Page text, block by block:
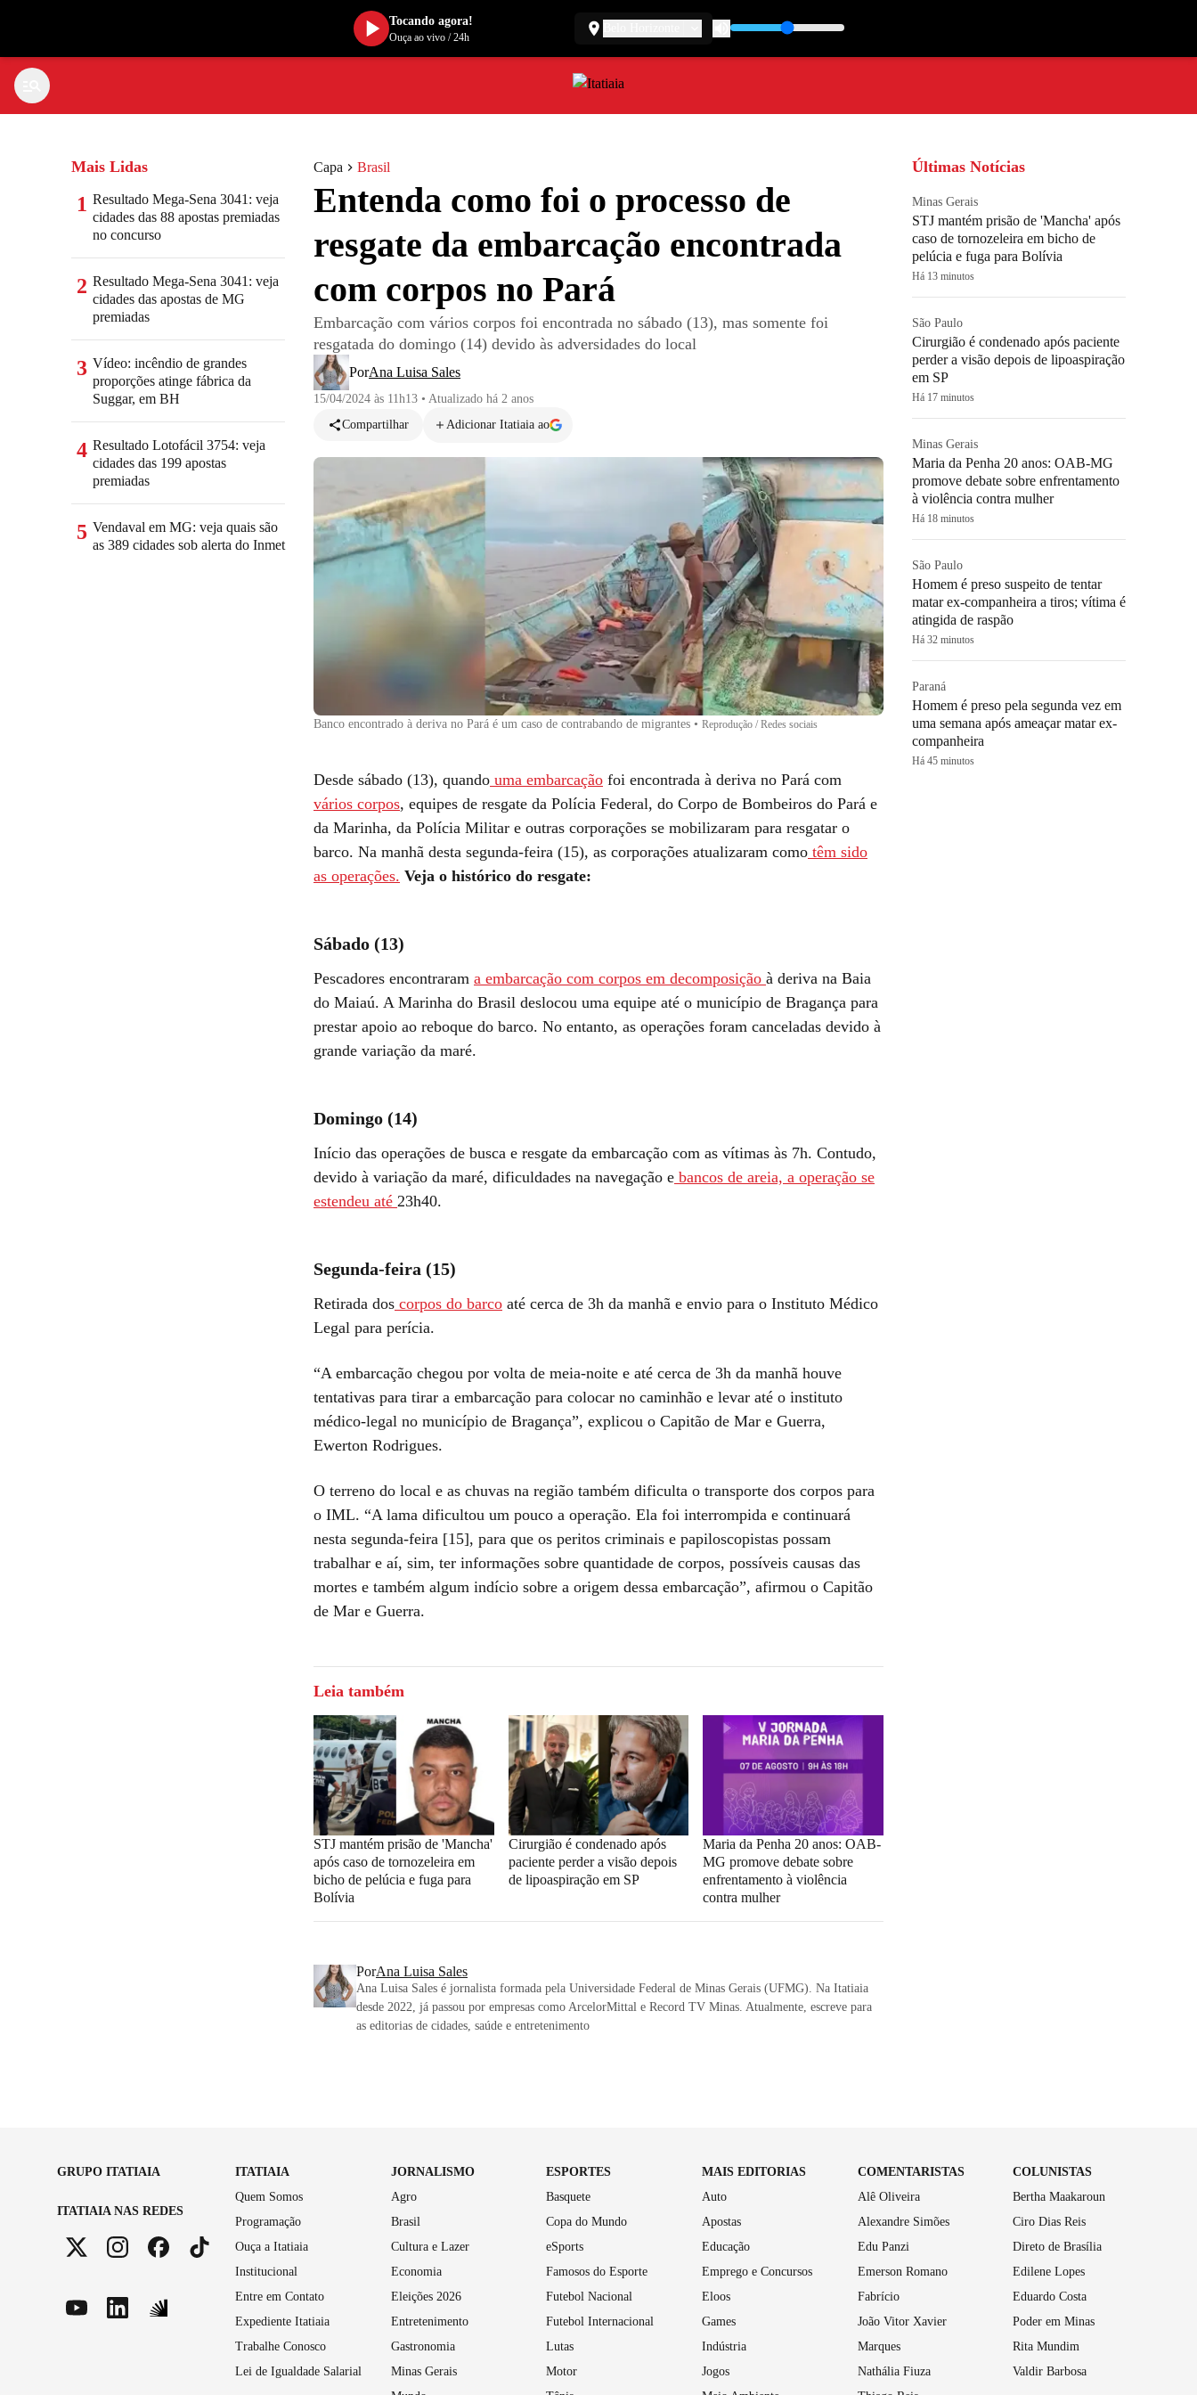
Capa Brasil
Entenda como foi o processo de
resgate da embarcação encontrada
com corpos no Pará
Embarcação com vários corpos foi encontrada no sábado (13), mas somente foi
resgatada do domingo (14) devido às adversidades do local
PorAna Luisa Sales
15/04/2024 às 11h13 • Atualizado há 2 anos
Compartilhar
Adicionar Itatiaia ao
Banco encontrado à deriva no Pará é um caso de contrabando de migrantes • Reprodução / Redes sociais
Desde sábado (13), quando uma embarcação foi encontrada à deriva no Pará com
vários corpos, equipes de resgate da Polícia Federal, do Corpo de Bombeiros do Pará e
da Marinha, da Polícia Militar e outras corporações se mobilizaram para resgatar o
barco. Na manhã desta segunda-feira (15), as corporações atualizaram como têm sido
as operações. Veja o histórico do resgate:
Sábado (13)
Pescadores encontraram a embarcação com corpos em decomposição à deriva na Baia
do Maiaú. A Marinha do Brasil deslocou uma equipe até o município de Bragança para
prestar apoio ao reboque do barco. No entanto, as operações foram canceladas devido à
grande variação da maré.
Domingo (14)
Início das operações de busca e resgate da embarcação com as vítimas às 7h. Contudo,
devido à variação da maré, dificuldades na navegação e bancos de areia, a operação se
estendeu até 23h40.
Segunda-feira (15)
Retirada dos corpos do barco até cerca de 3h da manhã e envio para o Instituto Médico
Legal para perícia.
“A embarcação chegou por volta de meia-noite e até cerca de 3h da manhã houve
tentativas para tirar a embarcação para colocar no caminhão e levar até o instituto
médico-legal no município de Bragança”, explicou o Capitão de Mar e Guerra,
Ewerton Rodrigues.
O terreno do local e as chuvas na região também dificulta o transporte dos corpos para
o IML. “A lama dificultou um pouco a operação. Ela foi interrompida e continuará
nesta segunda-feira [15], para que os peritos criminais e papiloscopistas possam
trabalhar e aí, sim, ter informações sobre quantidade de corpos, possíveis causas das
mortes e também algum indício sobre a origem dessa embarcação”, afirmou o Capitão
de Mar e Guerra.
Leia também
STJ mantém prisão de 'Mancha'
após caso de tornozeleira em
bicho de pelúcia e fuga para
Bolívia
Cirurgião é condenado após
paciente perder a visão depois
de lipoaspiração em SP
Maria da Penha 20 anos: OAB-
MG promove debate sobre
enfrentamento à violência
contra mulher
PorAna Luisa Sales
Ana Luisa Sales é jornalista formada pela Universidade Federal de Minas Gerais (UFMG). Na Itatiaia
desde 2022, já passou por empresas como ArcelorMittal e Record TV Minas. Atualmente, escreve para
as editorias de cidades, saúde e entretenimento
Mais Lidas
1 Resultado Mega-Sena 3041: veja
cidades das 88 apostas premiadas
no concurso
2 Resultado Mega-Sena 3041: veja
cidades das apostas de MG
premiadas
3 Vídeo: incêndio de grandes
proporções atinge fábrica da
Suggar, em BH
4 Resultado Lotofácil 3754: veja
cidades das 199 apostas
premiadas
5 Vendaval em MG: veja quais são
as 389 cidades sob alerta do Inmet
Últimas Notícias
Minas Gerais
STJ mantém prisão de 'Mancha' após
caso de tornozeleira em bicho de
pelúcia e fuga para Bolívia
Há 13 minutos
São Paulo
Cirurgião é condenado após paciente
perder a visão depois de lipoaspiração
em SP
Há 17 minutos
Minas Gerais
Maria da Penha 20 anos: OAB-MG
promove debate sobre enfrentamento
à violência contra mulher
Há 18 minutos
São Paulo
Homem é preso suspeito de tentar
matar ex-companheira a tiros; vítima é
atingida de raspão
Há 32 minutos
Paraná
Homem é preso pela segunda vez em
uma semana após ameaçar matar ex-
companheira
Há 45 minutos
GRUPO ITATIAIA
ITATIAIA NAS REDES
ITATIAIA
Quem Somos
Programação
Ouça a Itatiaia
Institucional
Entre em Contato
Expediente Itatiaia
Trabalhe Conosco
Lei de Igualdade Salarial
JORNALISMO
Agro
Brasil
Cultura e Lazer
Economia
Eleições 2026
Entretenimento
Gastronomia
Minas Gerais
ESPORTES
Basquete
Copa do Mundo
eSports
Famosos do Esporte
Futebol Nacional
Futebol Internacional
Lutas
Motor
MAIS EDITORIAS
Auto
Apostas
Educação
Emprego e Concursos
Eloos
Games
Indústria
Jogos
COMENTARISTAS
Alê Oliveira
Alexandre Simões
Edu Panzi
Emerson Romano
Fabrício
João Vitor Xavier
Marques
Nathália Fiuza
COLUNISTAS
Bertha Maakaroun
Ciro Dias Reis
Direto de Brasília
Edilene Lopes
Eduardo Costa
Poder em Minas
Rita Mundim
Valdir Barbosa
Tocando agora!
Ouça ao vivo/24h